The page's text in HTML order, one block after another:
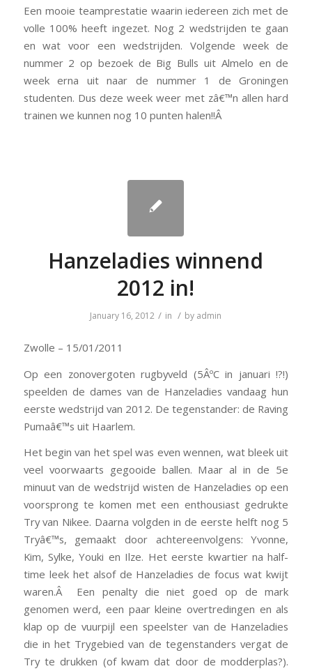
Een mooie teamprestatie waarin iedereen zich met de
volle 100% heeft ingezet. Nog 2 wedstrijden te gaan
en wat voor een wedstrijden. Volgende week de
nummer 2 op bezoek de Big Bulls uit Almelo en de
week erna uit naar de nummer 1 de Groningen
studenten. Dus deze week weer met zâ€™n allen hard
trainen we kunnen nog 10 punten halen!!Â
Hanzeladies winnend
2012 in!
January 16, 2012 / in / by admin
Zwolle – 15/01/2011
Op een zonovergoten rugbyveld (5ÂºC in januari !?!)
speelden de dames van de Hanzeladies vandaag hun
eerste wedstrijd van 2012. De tegenstander: de Raving
Pumaâ€™s uit Haarlem.
Het begin van het spel was even wennen, wat bleek uit
veel voorwaarts gegooide ballen. Maar al in de 5e
minuut van de wedstrijd wisten de Hanzeladies op een
voorsprong te komen met een enthousiast gedrukte
Try van Nikee. Daarna volgden in de eerste helft nog 5
Tryâ€™s, gemaakt door achtereenvolgens: Yvonne,
Kim, Sylke, Youki en Ilze. Het eerste kwartier na half-
time leek het alsof de Hanzeladies de focus wat kwijt
waren.Â Een penalty die niet goed op de mark
genomen werd, een paar kleine overtredingen en als
klap op de vuurpijl een speelster van de Hanzeladies
die in het Trygebied van de tegenstanders vergat de
Try te drukken (of kwam dat door de modderplas?).